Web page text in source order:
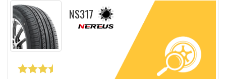
Fiche détaillée
NS317